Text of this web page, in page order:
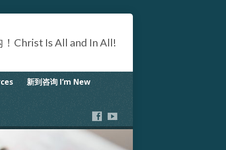
Christ Is All and In All!
新到咨询 I’m New